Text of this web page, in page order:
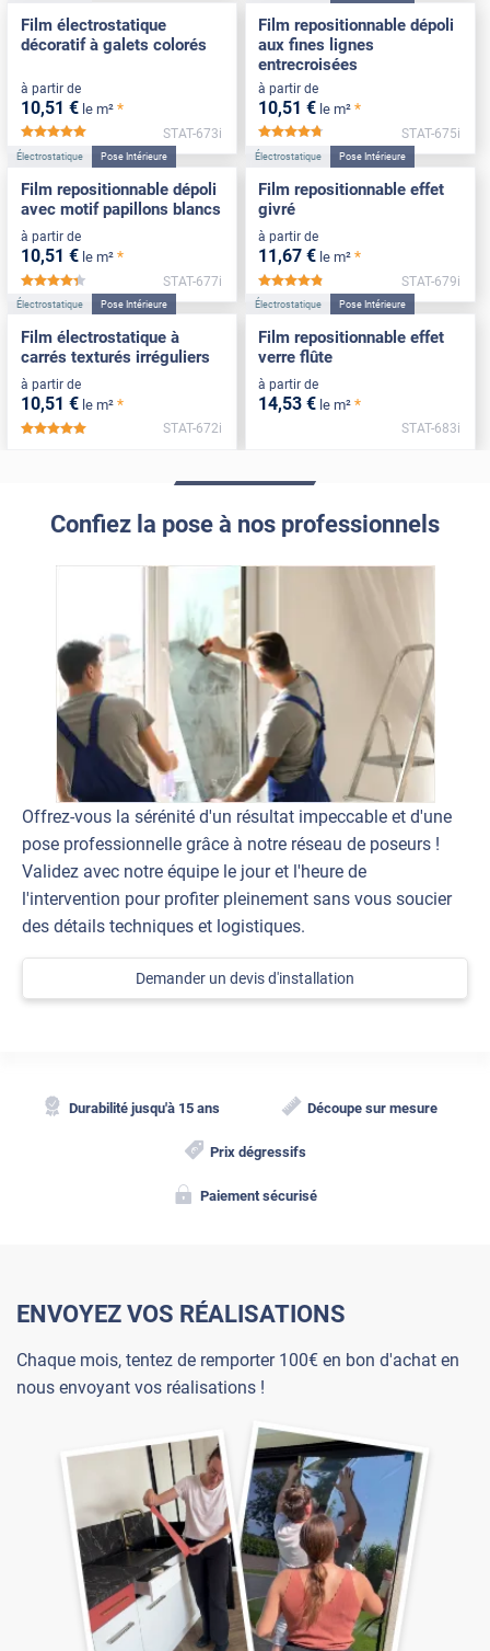
Film électrostatique
décoratif à galets colorés
à partir de
10,51 € le m² *
*****
STAT-673i
Film repositionnable dépoli
aux fines lignes
entrecroisées
à partir de
10,51 € le m² *
*****
STAT-675i
Électrostatique Pose Intérieure
Film repositionnable dépoli
avec motif papillons blancs
à partir de
10,51 € le m² *
*****
STAT-677i
Électrostatique Pose Intérieure
Film repositionnable effet
givré
à partir de
11,67 € le m² *
*****
STAT-679i
Électrostatique Pose Intérieure
Film électrostatique à
carrés texturés irréguliers
à partir de
10,51 € le m² *
*****
STAT-672i
Électrostatique Pose Intérieure
Film repositionnable effet
verre flûte
à partir de
14,53 € le m² *
STAT-683i
Confiez la pose à nos professionnels
Offrez-vous la sérénité d'un résultat impeccable et d'une
pose professionnelle grâce à notre réseau de poseurs !
Validez avec notre équipe le jour et l'heure de
l'intervention pour profiter pleinement sans vous soucier
des détails techniques et logistiques.
Demander un devis d'installation
Durabilité jusqu'à 15 ans Découpe sur mesure
Prix dégressifs
Paiement sécurisé
ENVOYEZ VOS RÉALISATIONS
Chaque mois, tentez de remporter 100€ en bon d'achat en
nous envoyant vos réalisations !